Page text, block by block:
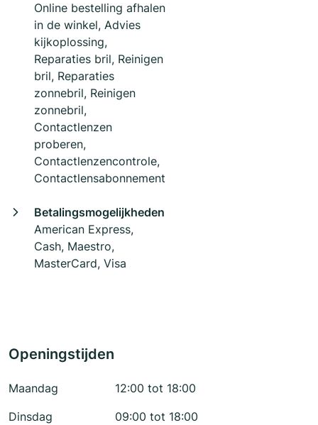
Online bestelling afhalen
in de winkel, Advies
kijkoplossing,
Reparaties bril, Reinigen
bril, Reparaties
zonnebril, Reinigen
zonnebril,
Contactlenzen
proberen,
Contactlenzencontrole,
Contactlensabonnement
Betalingsmogelijkheden
American Express,
Cash, Maestro,
MasterCard, Visa
Openingstijden
Maandag
12:00 tot 18:00
Dinsdag
09:00 tot 18:00